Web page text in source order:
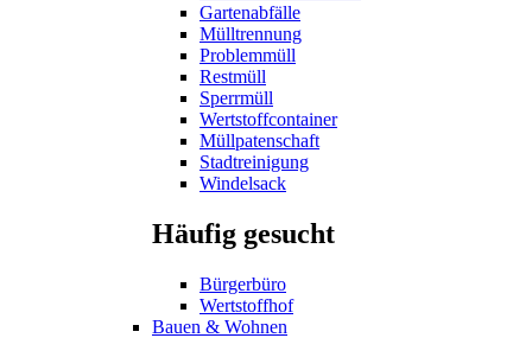
Gartenabfälle
Mülltrennung
Problemmüll
Restmüll
Sperrmüll
Wertstoffcontainer
Müllpatenschaft
Stadtreinigung
Windelsack
Häufig gesucht
Bürgerbüro
Wertstoffhof
Bauen & Wohnen